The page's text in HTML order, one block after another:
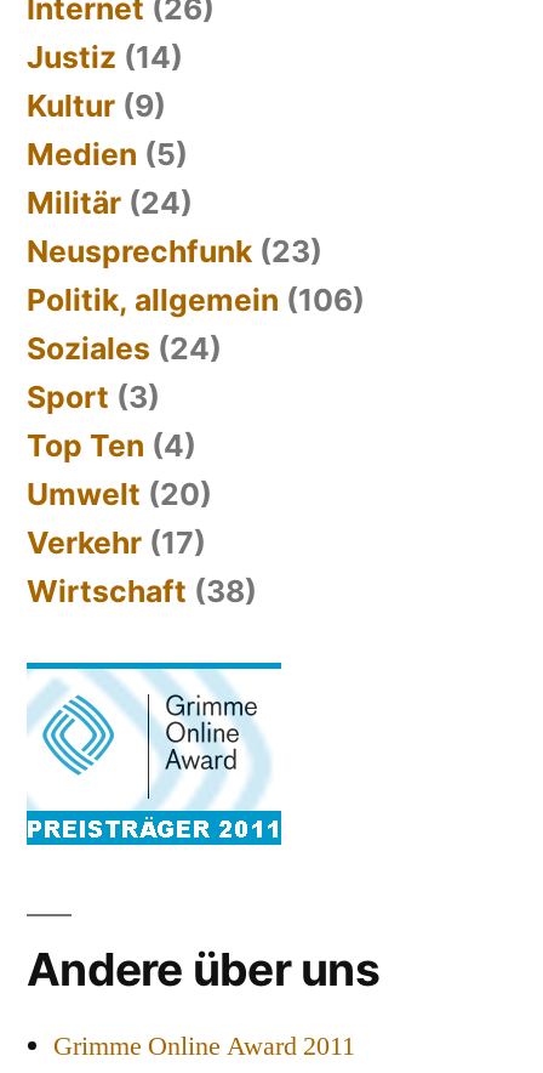
Internet (26)
Justiz (14)
Kultur (9)
Medien (5)
Militär (24)
Neusprechfunk (23)
Politik, allgemein (106)
Soziales (24)
Sport (3)
Top Ten (4)
Umwelt (20)
Verkehr (17)
Wirtschaft (38)
Andere über uns
Grimme Online Award 2011